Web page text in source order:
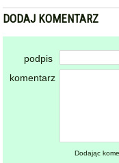
DODAJ KOMENTARZ
podpis
komentarz
Dodając